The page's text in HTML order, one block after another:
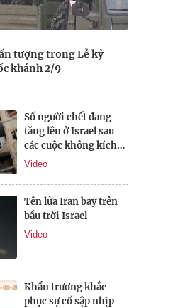
tượng trong Lễ kỷ
khánh 2/9
Số người chết đang
tăng lên ở Israel sau
các cuộc không kích
của Iran
Video
Tên lửa Iran bay trên
bầu trời Israel
Video
Khẩn trương khắc
phục sự cố sập nhịp